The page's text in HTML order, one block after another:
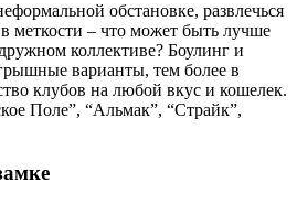
обстановке, развлечься
меткости – что может быть лучше
коллективе? Боулинг и
варианты, тем более в
клубов на любой вкус и кошелек.
Поле”, “Альмак”, “Страйк”,